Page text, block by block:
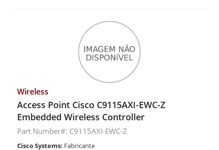
Wireless
Access Point Cisco C9115AXI-EWC-Z
Embedded Wireless Controller
Part Number#: C9115AXI-EWC-Z
Cisco Systems: Fabricante